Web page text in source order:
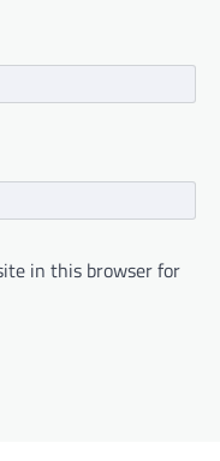
in this browser for